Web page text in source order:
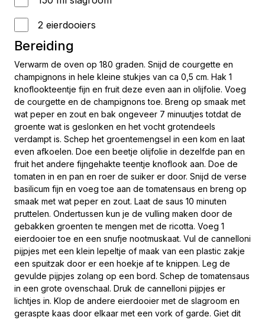
2 eierdooiers
Bereiding
Verwarm de oven op 180 graden. Snijd de courgette en
champignons in hele kleine stukjes van ca 0,5 cm. Hak 1
knoflookteentje fijn en fruit deze even aan in olijfolie. Voeg
de courgette en de champignons toe. Breng op smaak met
wat peper en zout en bak ongeveer 7 minuutjes totdat de
groente wat is geslonken en het vocht grotendeels
verdampt is. Schep het groentemengsel in een kom en laat
even afkoelen. Doe een beetje olijfolie in dezelfde pan en
fruit het andere fijngehakte teentje knoflook aan. Doe de
tomaten in en pan en roer de suiker er door. Snijd de verse
basilicum fijn en voeg toe aan de tomatensaus en breng op
smaak met wat peper en zout. Laat de saus 10 minuten
pruttelen. Ondertussen kun je de vulling maken door de
gebakken groenten te mengen met de ricotta. Voeg 1
eierdooier toe en een snufje nootmuskaat. Vul de cannelloni
pijpjes met een klein lepeltje of maak van een plastic zakje
een spuitzak door er een hoekje af te knippen. Leg de
gevulde pijpjes zolang op een bord. Schep de tomatensaus
in een grote ovenschaal. Druk de cannelloni pijpjes er
lichtjes in. Klop de andere eierdooier met de slagroom en
geraspte kaas door elkaar met een vork of garde. Giet dit